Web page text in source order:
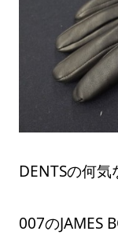
DENTSの何気
007のJAMES